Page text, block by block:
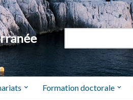
Formation doctorale